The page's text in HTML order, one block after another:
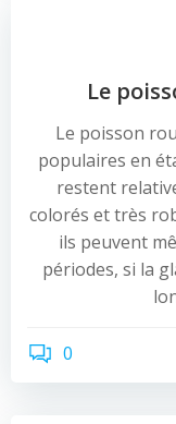
Le
Le poisson
populaires en
restent
colorés et très
ils peuvent
périodes, si la
0